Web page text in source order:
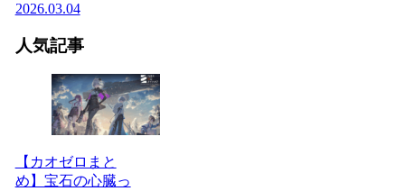
2026.03.04
人気記事
【カオゼロまと
め】宝石の心臓っ